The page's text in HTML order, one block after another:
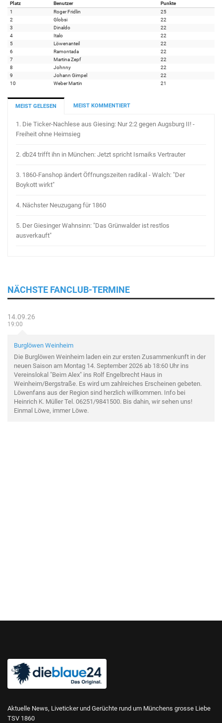
Platz Benutzer
Punkte
1
Roger Fridlin
25
2
Globsi
22
3
Dinaldo
22
4
Italo
22
5
Löwenanteil
22
6
Ramontada
22
7
Martina Zepf
22
8
Johnny
22
9
Johann Gimpel
22
10
Weber Martin 21
MEIST GELESEN MEIST KOMMENTIERT
1. Die Ticker-Nachlese aus Giesing: Nur 2:2 gegen Augsburg II! -
Freiheit ohne Heimsieg
2. db24 trifft ihn in München: Jetzt spricht Ismaiks Vertrauter
3. 1860-Fanshop ändert Öffnungszeiten radikal - Walch: "Der
Boykott wirkt"
4. Nächster Neuzugang für 1860
5. Der Giesinger Wahnsinn: "Das Grünwalder ist restlos
ausverkauft"
NÄCHSTE FANCLUB-TERMINE
14.09.26
19:00
Burglöwen Weinheim
Die Burglöwen Weinheim laden ein zur ersten Zusammenkunft in der
neuen Saison am Montag 14. September 2026 ab 18:60 Uhr ins
Vereinslokal "Beim Alex" ins Rolf Engelbrecht Haus in
Weinheim/Bergstraße. Es wird um zahlreiches Erscheinen gebeten.
Löwenfans aus der Region sind herzlich willkommen. Info bei
Heinrich K. Müller Tel. 06251/9841500. Bis dahin, wir sehen uns!
Einmal Löwe, immer Löwe.
Aktuelle News, Liveticker und Gerüchte rund um Münchens grosse Liebe
TSV 1860